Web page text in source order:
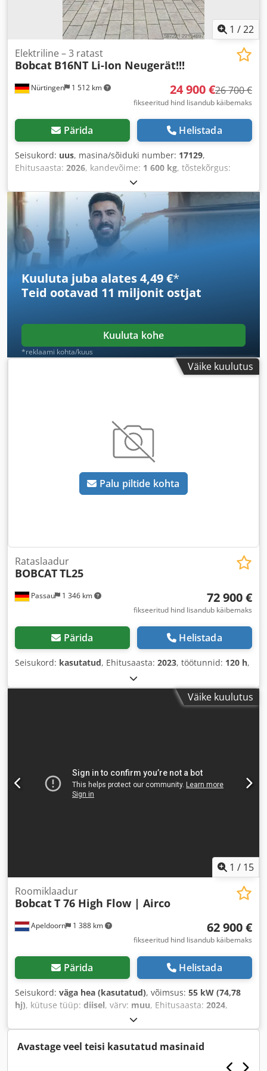
1 /22
Nürtingen 1 512 km
Elektriline – 3 ratast
Bobcat B16NT Li-Ion Neugerät!!!
24 900 €26 700 €
fikseeritud hind lisandub käibemaks
Pärida Helistada
Seisukord: uus, masina/sõiduki number: 17129,
Ehitusaasta: 2026, kandevõime: 1 600 kg, tõstekõrgus:
, vaba tõstekõrgus:1 484 mm
mm, kütuse tüüp:elektriline, masti tüüp:kolmekordne
(triplex)
, ehituskõrgus:2 215 mm , aku pingepinge:51,2 V,
1 200 mm, eesrattarehvi suurus:
marking , tagumise rehvi suurus:
kogumass:
3 290 kg ,
Kuuluta juba alates 4,49 €*
Teid ootavad 11 miljonit ostjat
Kuuluta kohe
*reklaami kohta/kuus
Väike kuulutus
Palu piltide kohta
Passau 1 346 km
Rataslaadur
BOBCATTL25
72 900 €
fikseeritud hind lisandub käibemaks
Pärida Helistada
Seisukord: kasutatud, Ehitusaasta: 2023, töötunnid: 120 h,
Väike kuulutus
1 / 15
Apeldoorn 1 388 km
Roomiklaadur
BobcatT 76 High Flow | Airco
62 900 €
fikseeritud hind lisandub käibemaks
Pärida Helistada
Seisukord: väga hea (kasutatud), võimsus: 55 kW (74,78
hj), kütuse tüüp: diisel, värv: muu, Ehitusaasta: 2024,
kliimaseade
Avastage veel teisi kasutatud masinaid